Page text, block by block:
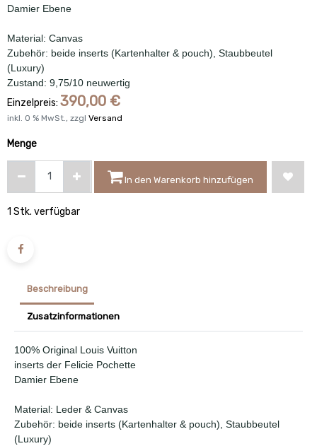
Damier Ebene
Material: Canvas
Zubehör: beide inserts (Kartenhalter & pouch), Staubbeutel
(Luxury)
Zustand: 9,75/10 neuwertig
Einzelpreis: 390,00 €
inkl. 0 % MwSt., zzgl Versand
Menge
In den Warenkorb hinzufügen
1 Stk. verfügbar
Beschreibung
Zusatzinformationen
100% Original Louis Vuitton
inserts der Felicie Pochette
Damier Ebene
Material: Leder & Canvas
Zubehör: beide inserts (Kartenhalter & pouch), Staubbeutel
(Luxury)